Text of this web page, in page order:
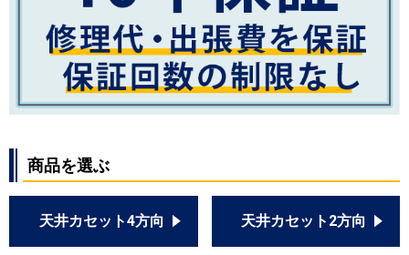
商品を選ぶ
天井カセット4方向 天井カセット2方向